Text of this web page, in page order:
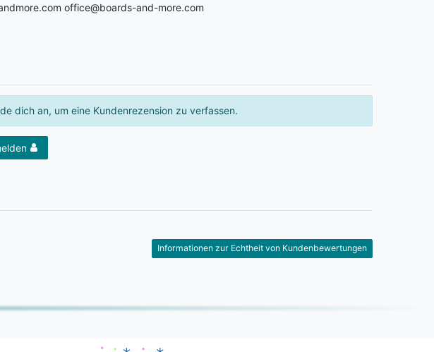
office@boards-and-more.com
dich an, um eine Kundenrezension zu verfassen.
Informationen zur Echtheit von Kundenbewertungen